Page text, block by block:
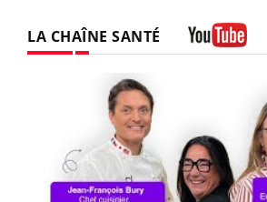
LA CHAÎNE SANTÉ